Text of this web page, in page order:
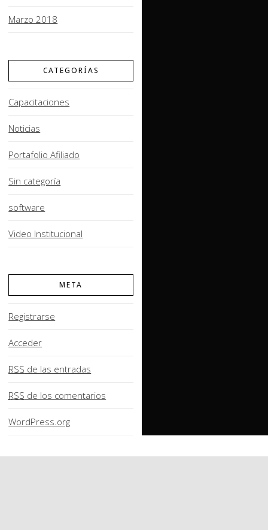
Marzo 2018
CATEGORÍAS
Capacitaciones
Noticias
Portafolio Afiliado
Sin categoría
software
Video Institucional
META
Registrarse
Acceder
RSS de las entradas
RSS de los comentarios
WordPress.org